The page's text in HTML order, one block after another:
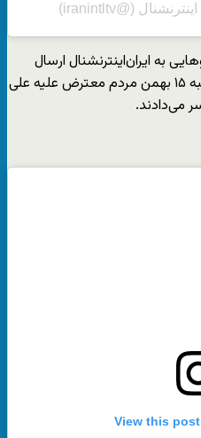
به ایران‌اینترنشنال ارسال‌
شده که نشان می‌دهد شامگاه شنبه ۱۵ بهمن مردم معترض علیه علی
می‌دادند.
View this